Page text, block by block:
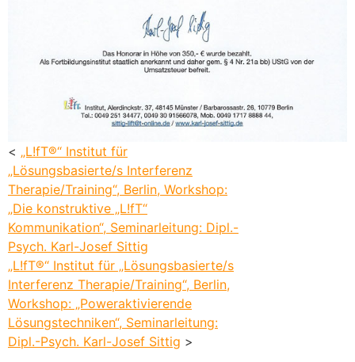
< „L!fT®“ Institut für
„Lösungsbasierte/s Interferenz
Therapie/Training“, Berlin, Workshop:
„Die konstruktive „L!fT“
Kommunikation“, Seminarleitung: Dipl.-
Psych. Karl-Josef Sittig
„L!fT®“ Institut für „Lösungsbasierte/s
Interferenz Therapie/Training“, Berlin,
Workshop: „Poweraktivierende
Lösungstechniken“, Seminarleitung:
Dipl.-Psych. Karl-Josef Sittig >